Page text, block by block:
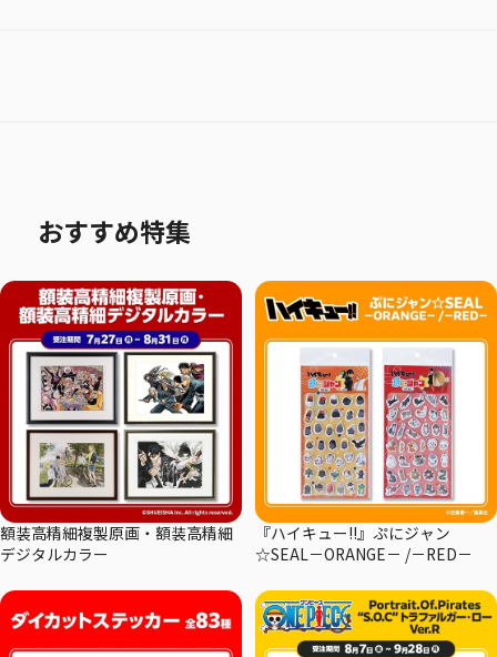
おすすめ特集
額装高精細複製原画・額装高精細
デジタルカラー
『ハイキュー!!』ぷにジャン
☆SEAL－ORANGE－ /－RED－